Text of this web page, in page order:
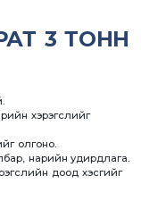
3 ТОНН
хэрэгслийг
олгоно.
нарийн удирдлага.
доод хэсгийг